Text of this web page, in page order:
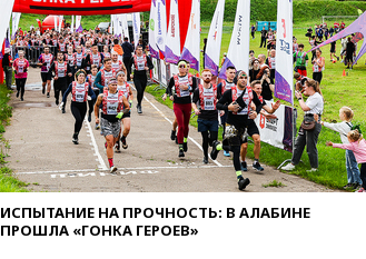
вчера, 19:35Памфилова
сообщила об омоложении
партийных списков на выборах
в Госдуму
вчера, 19:25Путин
прокомментировал первый
номер «Единой России» в
бюллетене
Памфиловой подготовку к
единому дню голосования
ИСПЫТАНИЕ НА ПРОЧНОСТЬ: В АЛАБИНЕ
ПРОШЛА «ГОНКА ГЕРОЕВ»